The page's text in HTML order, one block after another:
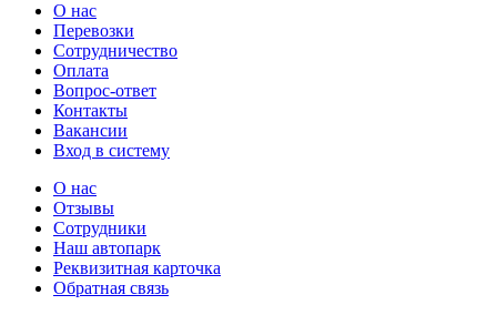
О нас
Перевозки
Сотрудничество
Оплата
Вопрос-ответ
Контакты
Вакансии
Вход в систему
О нас
Отзывы
Сотрудники
Наш автопарк
Реквизитная карточка
Обратная связь